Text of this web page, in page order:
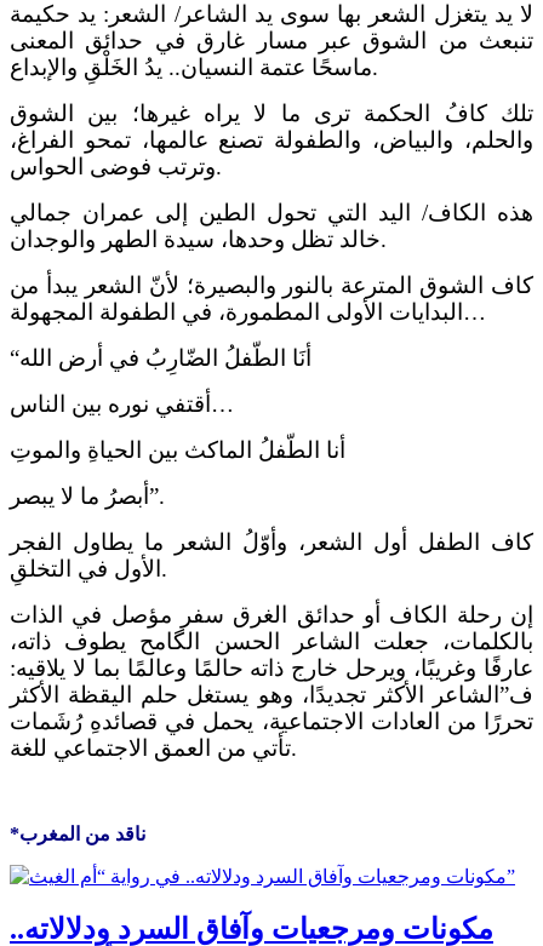
لا يد يتغزل الشعر بها سوى يد الشاعر/ الشعر: يد حكيمة
تنبعث من الشوق عبر مسار غارق في حدائق المعنى
ماسحًا عتمة النسيان.. يدُ الخَلْقِ والإبداع.
تلك كافُ الحكمة ترى ما لا يراه غيرها؛ بين الشوق
والحلم، والبياض، والطفولة تصنع عالمها، تمحو الفراغ،
وترتب فوضى الحواس.
هذه الكاف/ اليد التي تحول الطين إلى عمران جمالي
خالد تظل وحدها، سيدة الطهر والوجدان.
کاف الشوق المترعة بالنور والبصيرة؛ لأنّ الشعر يبدأ من
البدايات الأولى المطمورة، في الطفولة المجهولة…
“أنَا الطّفلُ الضّارِبُ في أرض الله
أقتفي نوره بين الناس…
أنا الطّفلُ الماكث بين الحياةِ والموتِ
أبصرُ ما لا يبصر”.
كاف الطفل أول الشعر، وأوّلُ الشعر ما يطاول الفجر
الأول في التخلقِ.
إن رحلة الكاف أو حدائق الغرق سفر مؤصل في الذات
بالكلمات، جعلت الشاعر الحسن الگامح يطوف ذاته،
عارفًا وغريبًا، ويرحل خارج ذاته حالمًا وعالمًا بما لا يلاقيه:
ف”الشاعر الأكثر تجديدًا، وهو يستغل حلم اليقظة الأكثر
تحررًا من العادات الاجتماعية، يحمل في قصائدهِ رُشَمات
تأتي من العمق الاجتماعي للغة.
*ناقد من المغرب
مكونات ومرجعيات وآفاق السرد ودلالاته..